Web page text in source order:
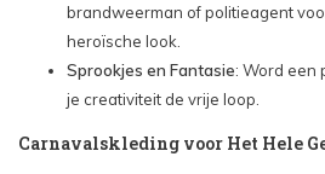
brandweerman of politieagent
heroïsche look.
Sprookjes en Fantasie: Word een
je creativiteit de vrije loop.
Carnavalskleding voor Het Hele